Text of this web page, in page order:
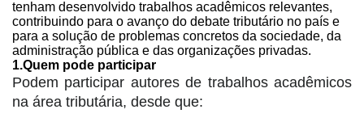
tenham desenvolvido trabalhos acadêmicos relevantes,
contribuindo para o avanço do debate tributário no país e
para a solução de problemas concretos da sociedade, da
administração pública e das organizações privadas.
1.Quem pode participar
Podem participar autores de trabalhos acadêmicos
na área tributária, desde que: